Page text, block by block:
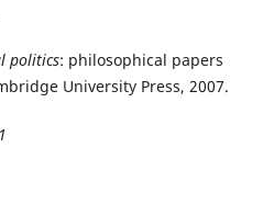
politics: philosophical papers
University Press, 2007.